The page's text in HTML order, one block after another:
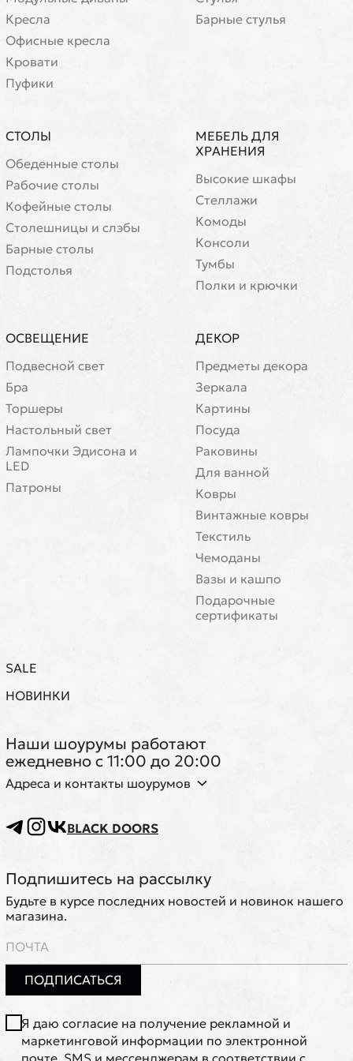
Кресла
Офисные кресла
Кровати
Пуфики
Барные стулья
СТОЛЫ
Обеденные столы
Рабочие столы
Кофейные столы
Cтолешницы и слэбы
Барные столы
Подстолья
МЕБЕЛЬ ДЛЯ
ХРАНЕНИЯ
Высокие шкафы
Стеллажи
Комоды
Консоли
Тумбы
Полки и крючки
ОСВЕЩЕНИЕ
Подвесной свет
Бра
Торшеры
Настольный свет
Лампочки Эдисона и
LED
Патроны
ДЕКОР
Предметы декора
Зеркала
Картины
Посуда
Раковины
Для ванной
Ковры
Винтажные ковры
Текстиль
Чемоданы
Вазы и кашпо
Подарочные
сертификаты
SALE
НОВИНКИ
Наши шоурумы работают
ежедневно с 11:00 до 20:00
Адреса и контакты шоурумов
BLACK DOORS
Подпишитесь на рассылку
Будьте в курсе последних новостей и новинок нашего
магазина.
ПОДПИСАТЬСЯ
Я даю согласие на получение рекламной и
маркетинговой информации по электронной